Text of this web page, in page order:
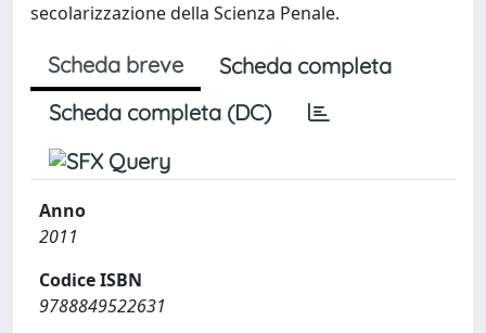
secolarizzazione della Scienza Penale.
Scheda breve
Scheda completa
Scheda completa (DC)
Anno
2011
Codice ISBN
9788849522631